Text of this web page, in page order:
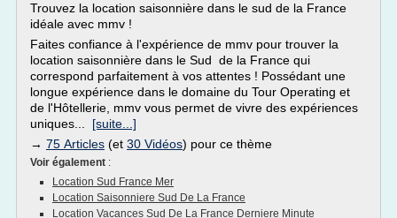
Trouvez la location saisonnière dans le sud de la France
idéale avec mmv !
Faites confiance à l'expérience de mmv pour trouver la
location saisonnière dans le Sud de la France qui
correspond parfaitement à vos attentes ! Possédant une
longue expérience dans le domaine du Tour Operating et
de l'Hôtellerie, mmv vous permet de vivre des expériences
uniques... [suite...]
→ 75 Articles (et 30 Vidéos) pour ce thème
Voir également :
Location Sud France Mer
Location Saisonniere Sud De La France
Location Vacances Sud De La France Derniere Minute